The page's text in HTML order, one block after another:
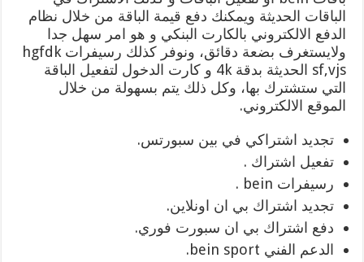
الباقات الحديثة ويمكنك دفع قيمة الباقة من خلال نظام
الدفع الالكتروني بالكارت البنكي و هو امر سهل جدا
ولايستغرف بضعة دقائق، ونوفر كذلك رسيفرات hgfdk
sf,vjs الحديثة بدقة 4k و كارت الدخول لتفعيل الباقة
التي ستشترك بها، وكل ذلك يتم بسهولة من خلال
الموقع الالكتروني.
تجديد اشتراكي في بين سبورتس.
تفعيل اشتراك .
رسيفرات bein .
تجديد اشتراك بي ان اونلاين.
دفع اشتراك بي ان سبورت فوري.
الدعم الفني bein sport.